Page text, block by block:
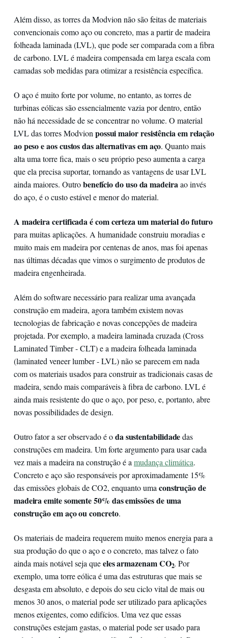
Além disso, as torres da Modvion não são feitas de materiais
convencionais como aço ou concreto, mas a partir de madeira
folheada laminada (LVL), que pode ser comparada com a fibra
de carbono. LVL é madeira compensada em larga escala com
camadas sob medidas para otimizar a resistência específica.
O aço é muito forte por volume, no entanto, as torres de
turbinas eólicas são essencialmente vazia por dentro, então
não há necessidade de se concentrar no volume. O material
LVL das torres Modvion possui maior resistência em relação
ao peso e aos custos das alternativas em aço. Quanto mais
alta uma torre fica, mais o seu próprio peso aumenta a carga
que ela precisa suportar, tornando as vantagens de usar LVL
ainda maiores. Outrobenefício do uso da madeira ao invés
do aço, é o custo estável e menor do material.
A madeira certificada é com certeza um material do futuro
para muitas aplicações. A humanidade construiu moradias e
muito mais em madeira por centenas de anos, mas foi apenas
nas últimas décadas que vimos o surgimento de produtos de
madeira engenheirada.
Além do software necessário para realizar uma avançada
construção em madeira, agora também existem novas
tecnologias de fabricação e novas concepções de madeira
projetada. Por exemplo, a madeira laminada cruzada (Cross
Laminated Timber - CLT) e a madeira folheada laminada
(laminated veneer lumber - LVL) não se parecem em nada
com os materiais usados para construir as tradicionais casas de
madeira, sendo mais comparáveis à fibra de carbono. LVL é
ainda mais resistente do que o aço, por peso, e, portanto, abre
novas possibilidades de design.
Outro fator a ser observado é oda sustentabilidadedas
construções em madeira. Um forte argumento para usar cada
vez mais a madeira na construção é a mudança climática.
Concreto e aço são responsáveis por aproximadamente 15%
das emissões globais de CO2, enquanto uma construção de
madeira emite somente 50% das emissões de uma
construção em aço ou concreto.
Os materiais de madeira requerem muito menos energia para a
sua produção do que o aço e o concreto, mas talvez o fato
ainda mais notável seja queeles armazenam CO2. Por
exemplo, uma torre eólica é uma das estruturas que mais se
desgasta em absoluto, e depois do seu ciclo vital de mais ou
menos 30 anos, o material pode ser utilizado para aplicações
menos exigentes, como edifícios. Uma vez que essas
construções estejam gastas, o material pode ser usado para